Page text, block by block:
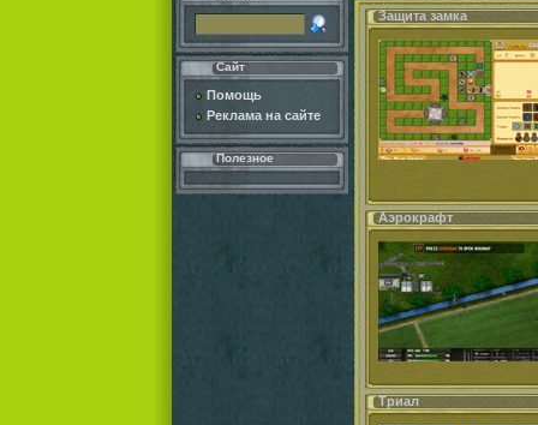
Сайт
Помощь
Реклама на сайте
Полезное
Защита замка
Аэрокрафт
Триал